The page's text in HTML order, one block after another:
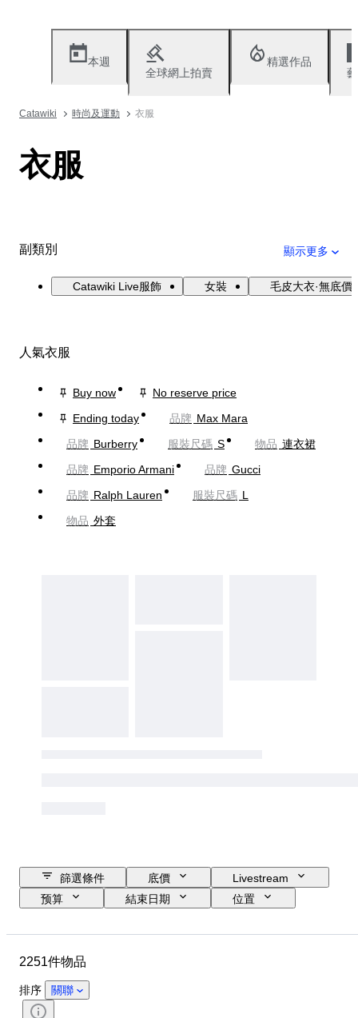
本週
全球網上拍賣
精選作品
Catawiki 時尚及運動 衣服
衣服
副類別 顯示更多
Catawiki Live服飾 女裝 毛皮大衣·無底價
人氣衣服
Buy now
No reserve price
Ending today
品牌 Max Mara
品牌 Burberry 服裝尺碼 S 物品 連衣裙
品牌 Emporio Armani 品牌 Gucci
品牌 Ralph Lauren 服裝尺碼 L
物品 外套
篩選條件 底價
Livestream
预算
結束日期
位置
時期
服裝尺碼
圖案
2251件物品
排序 關聯